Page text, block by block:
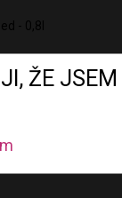
ŽE JSEM
- 0,8l